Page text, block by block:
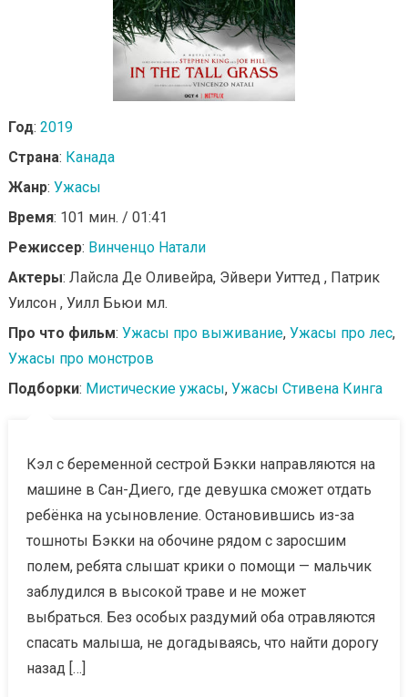
Год: 2019
Страна: Канада
Жанр: Ужасы
Время: 101 мин. / 01:41
Режиссер: Винченцо Натали
Актеры: Лайсла Де Оливейра, Эйвери Уиттед , Патрик
Уилсон , Уилл Бьюи мл.
Про что фильм: Ужасы про выживание, Ужасы про лес,
Ужасы про монстров
Подборки: Мистические ужасы, Ужасы Стивена Кинга
Кэл с беременной сестрой Бэкки направляются на
машине в Сан-Диего, где девушка сможет отдать
ребёнка на усыновление. Остановившись из-за
тошноты Бэкки на обочине рядом с заросшим
полем, ребята слышат крики о помощи — мальчик
заблудился в высокой траве и не может
выбраться. Без особых раздумий оба отравляются
спасать малыша, не догадываясь, что найти дорогу
назад […]